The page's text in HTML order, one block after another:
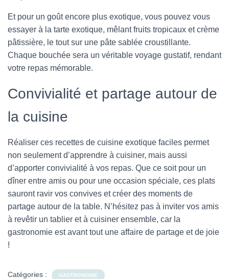
Et pour un goût encore plus exotique, vous pouvez vous
essayer à la tarte exotique, mêlant fruits tropicaux et crème
pâtissière, le tout sur une pâte sablée croustillante.
Chaque bouchée sera un véritable voyage gustatif, rendant
votre repas mémorable.
Convivialité et partage autour de
la cuisine
Réaliser ces recettes de cuisine exotique faciles permet
non seulement d’apprendre à cuisiner, mais aussi
d’apporter convivialité à vos repas. Que ce soit pour un
dîner entre amis ou pour une occasion spéciale, ces plats
sauront ravir vos convives et créer des moments de
partage autour de la table. N’hésitez pas à inviter vos amis
à revêtir un tablier et à cuisiner ensemble, car la
gastronomie est avant tout une affaire de partage et de joie
!
Catégories : GASTRONOMIE